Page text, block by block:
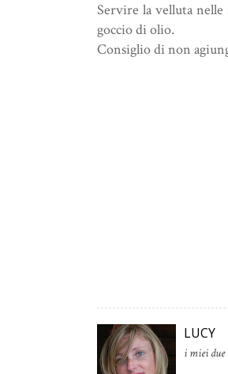
Servire la velluta
goccio di olio.
Consiglio di non
LUCY
i miei